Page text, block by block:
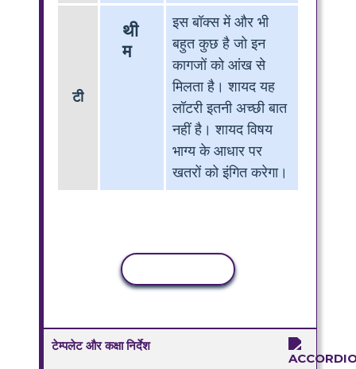
टी
थी
म
इस बॉक्स में और भी
बहुत कुछ है जो इन
कागजों को आंख से
मिलता है। शायद यह
लॉटरी इतनी अच्छी बात
नहीं है। शायद विषय
भाग्य के आधार पर
खतरों को इंगित करेगा।
टेम्पलेट और कक्षा निर्देश